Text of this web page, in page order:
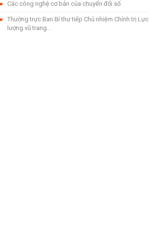
Các công nghệ cơ bản của chuyển đổi số
Thường trực Ban Bí thư tiếp Chủ nhiệm Chính trị Lực
lượng vũ trang...